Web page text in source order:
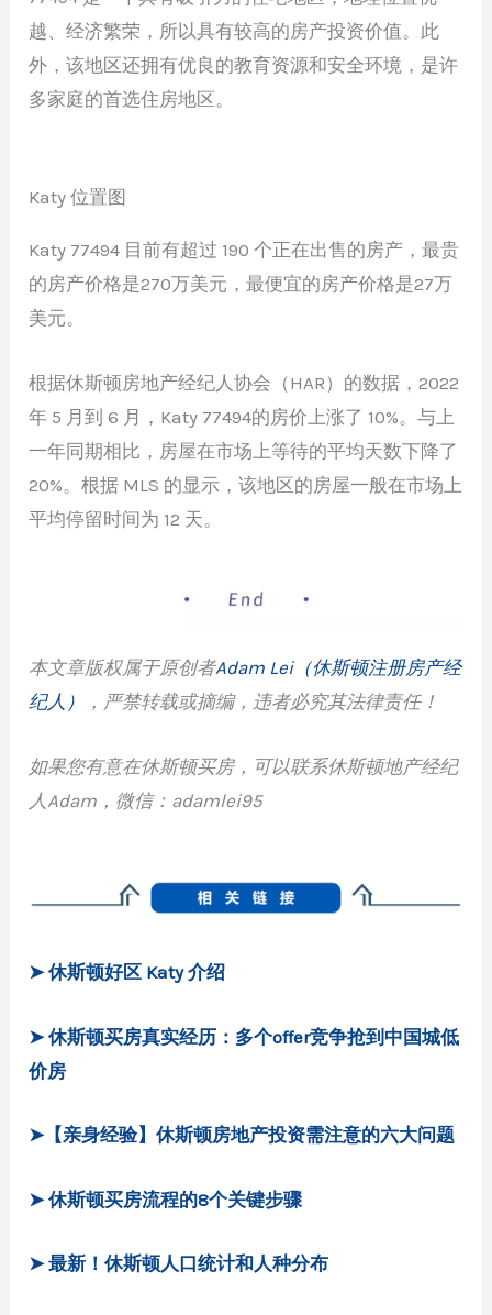
越、经济繁荣，所以具有较高的房产投资价值。此
外，该地区还拥有优良的教育资源和安全环境，是许
多家庭的首选住房地区。
Katy 位置图
Katy 77494 目前有超过 190 个正在出售的房产，最贵
的房产价格是270万美元，最便宜的房产价格是27万
美元。
根据休斯顿房地产经纪人协会（HAR）的数据，2022
年 5 月到 6 月，Katy 77494的房价上涨了 10%。与上
一年同期相比，房屋在市场上等待的平均天数下降了
20%。根据 MLS 的显示，该地区的房屋一般在市场上
平均停留时间为 12 天。
本文章版权属于原创者Adam Lei（休斯顿注册房产经
纪人）
，严禁转载或摘编，违者必究其法律责任！
如果您有意在休斯顿买房，可以联系休斯顿地产经纪
人Adam，微信：adamlei95
➤ 休斯顿好区 Katy 介绍
➤ 休斯顿买房真实经历：多个offer竞争抢到中国城低
价房
➤【亲身经验】休斯顿房地产投资需注意的六大问题
➤ 休斯顿买房流程的8个关键步骤
➤ 最新！休斯顿人口统计和人种分布